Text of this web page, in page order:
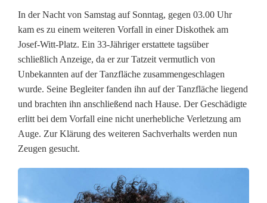
D
i
s
k
o
t
h
e
In der Nacht von Samstag auf Sonntag, gegen 03.00 Uhr
kam es zu einem weiteren Vorfall in einer Diskothek am
Josef-Witt-Platz. Ein 33-Jähriger erstattete tagsüber
schließlich Anzeige, da er zur Tatzeit vermutlich von
Unbekannten auf der Tanzfläche zusammengeschlagen
wurde. Seine Begleiter fanden ihn auf der Tanzfläche liegend
und brachten ihn anschließend nach Hause. Der Geschädigte
erlitt bei dem Vorfall eine nicht unerhebliche Verletzung am
Auge. Zur Klärung des weiteren Sachverhalts werden nun
Zeugen gesucht.